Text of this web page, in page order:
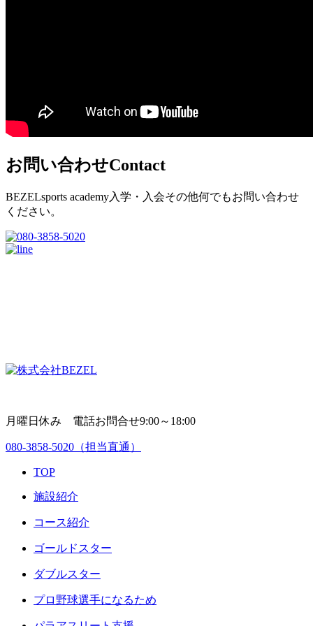
お問い合わせContact
BEZELsports academy入学・入会その他何でもお問い合わせ
ください。
月曜日休み 電話お問合せ9:00～18:00
080-3858-5020 （担当直通）
TOP
施設紹介
コース紹介
ゴールドスター
ダブルスター
プロ野球選手になるため